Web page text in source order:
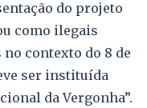
do projeto
como ilegais
contexto do 8 de
ser instituída
da Vergonha”.